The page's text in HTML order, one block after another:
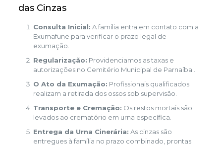
das Cinzas
Consulta Inicial: A família entra em contato com a
Exumafune para verificar o prazo legal de
exumação.
Regularização: Providenciamos as taxas e
autorizações no Cemitério Municipal de Parnaíba .
O Ato da Exumação: Profissionais qualificados
realizam a retirada dos ossos sob supervisão.
Transporte e Cremação: Os restos mortais são
levados ao crematório em urna específica.
Entrega da Urna Cinerária: As cinzas são
entregues à família no prazo combinado, prontas